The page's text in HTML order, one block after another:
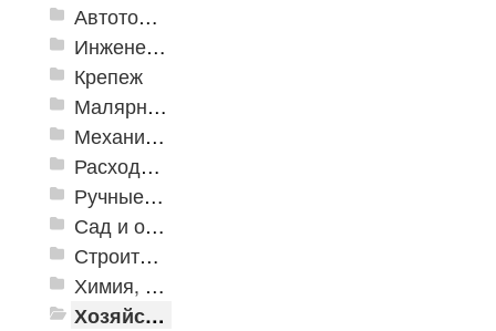
Автотовары
Инженерная сантехника и инструменты
Крепеж
Малярно-штукатурные инструменты
Механизированные инструменты
Расходные инструменты
Ручные инструменты
Сад и огород
Строительная Химия и принадлежности
Химия, крепеж, СИЗ
Хозяйственные принадлежности